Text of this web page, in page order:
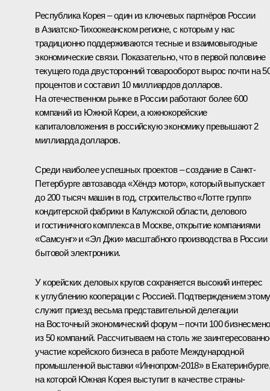
Республика Корея – один из ключевых партнёров России
в Азиатско-Тихоокеанском регионе, с которым у нас
традиционно поддерживаются тесные и взаимовыгодные
экономические связи. Показательно, что в первой половине
текущего года двусторонний товарооборот вырос почти на
процентов и составил 10 миллиардов долларов.
На отечественном рынке в России работают более 600
компаний из Южной Кореи, а южнокорейские
капиталовложения в российскую экономику превышают 2
миллиарда долларов.
Среди наиболее успешных проектов – создание в Санкт-
Петербурге автозавода «Хёндэ мотор», который выпускает
до 200 тысяч машин в год, строительство «Лотте групп»
кондитерской фабрики в Калужской области, делового
и гостиничного комплекса в Москве, открытие компаниями
«Самсунг» и «Эл Джи» масштабного производства в России
бытовой электроники.
У корейских деловых кругов сохраняется высокий интерес
к углублению кооперации с Россией. Подтверждением этому
служит приезд весьма представительной делегации
на Восточный экономический форум – почти 100
из 50 компаний. Рассчитываем на столь же
участие корейского бизнеса в работе Международной
промышленной выставки «Иннопром-2018» в Екатеринбурге,
на которой Южная Корея выступит в качестве страны-